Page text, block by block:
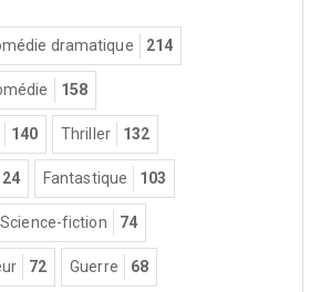
dramatique 214
158
140 Thriller 132
Fantastique 103
Science-fiction 74
72 Guerre 68